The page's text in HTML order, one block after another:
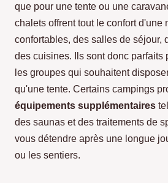
que pour une tente ou une
chalets offrent tout le confort d'une
confortables, des salles de séjour,
des cuisines. Ils sont donc parfaits
les groupes qui souhaitent
qu'une tente. Certains campings
équipements supplémentaires
des saunas et des traitements de
vous détendre après une longue
ou les sentiers.